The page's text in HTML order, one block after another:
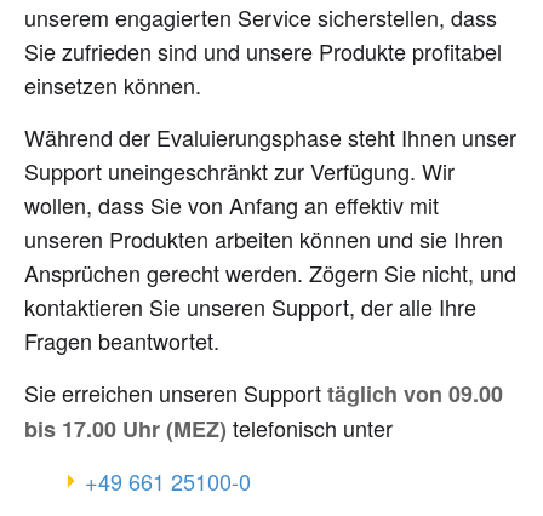
unserem engagierten Service sicherstellen, dass
Sie zufrieden sind und unsere Produkte profitabel
einsetzen können.
Während der Evaluierungsphase steht Ihnen unser
Support uneingeschränkt zur Verfügung. Wir
wollen, dass Sie von Anfang an effektiv mit
unseren Produkten arbeiten können und sie Ihren
Ansprüchen gerecht werden. Zögern Sie nicht, und
kontaktieren Sie unseren Support, der alle Ihre
Fragen beantwortet.
Sie erreichen unseren Supporttäglich von 09.00
bis 17.00 Uhr (MEZ) telefonisch unter
0-00152 166 94+